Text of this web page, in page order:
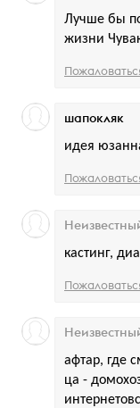
Лучше бы
жизни
идея
шапокляк
кастинг,
афтар, где
ца -